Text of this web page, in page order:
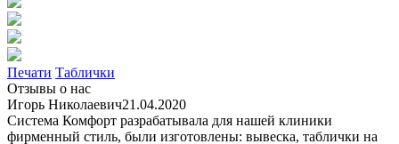
Печати Таблички
Отзывы о нас
Игорь Николаевич21.04.2020
Система Комфорт разрабатывала для нашей клиники
фирменный стиль, были изготовлены: вывеска, таблички на